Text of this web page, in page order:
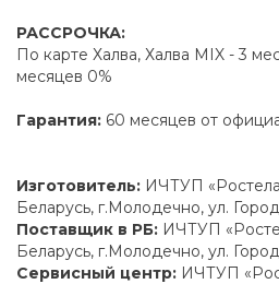
РАССРОЧКА:
По карте Халва, Халва MIX - 3
месяцев 0%
Гарантия: 60 месяцев от
Изготовитель: ИЧТУП
Беларусь, г.Молодечно, ул.
Поставщик в РБ: ИЧТУП
Беларусь, г.Молодечно, ул.
Сервисный центр: ИЧТУП